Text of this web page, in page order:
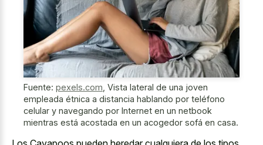
Fuente: pexels.com Vista lateral de una joven
empleada étnica a distancia hablando por teléfono
celular y navegando por Internet en un netbook
mientras está acostada en un acogedor sofá en casa.